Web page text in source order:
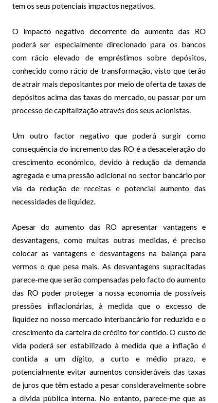
tem os seus potenciais impactos negativos.
O impacto negativo decorrente do aumento das RO
poderá ser especialmente direcionado para os bancos
com rácio elevado de empréstimos sobre depósitos,
conhecido como rácio de transformação, visto que terão
de atrair mais depositantes por meio de oferta de taxas de
depósitos acima das taxas do mercado, ou passar por um
processo de capitalização através dos seus acionistas.
Um outro factor negativo que poderá surgir como
consequência do incremento das RO é a desaceleração do
crescimento económico, devido à redução da demanda
agregada e uma pressão adicional no sector bancário por
via da redução de receitas e potencial aumento das
necessidades de liquidez.
Apesar do aumento das RO apresentar vantagens e
desvantagens, como muitas outras medidas, é preciso
colocar as vantagens e desvantagens na balança para
vermos o que pesa mais. As desvantagens supracitadas
parece-me que serão compensadas pelo facto do aumento
das RO poder proteger a nossa economia de possíveis
pressões inflacionárias, à medida que o excesso de
liquidez no nosso mercado interbancário for reduzido e o
crescimento da carteira de crédito for contido. O custo de
vida poderá ser estabilizado à medida que a inflação é
contida a um dígito, a curto e médio prazo, e
potencialmente evitar aumentos consideráveis das taxas
de juros que têm estado a pesar consideravelmente sobre
a dívida pública interna. No entanto, parece-me que as